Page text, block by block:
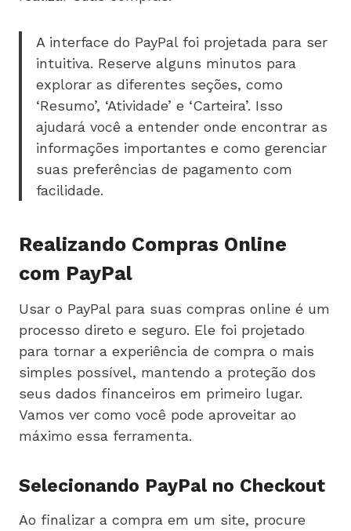
A interface do PayPal foi projetada para ser
intuitiva. Reserve alguns minutos para
explorar as diferentes seções, como
‘Resumo’, ‘Atividade’ e ‘Carteira’. Isso
ajudará você a entender onde encontrar as
informações importantes e como gerenciar
suas preferências de pagamento com
facilidade.
Realizando Compras Online
com PayPal
Usar o PayPal para suas compras online é um
processo direto e seguro. Ele foi projetado
para tornar a experiência de compra o mais
simples possível, mantendo a proteção dos
seus dados financeiros em primeiro lugar.
Vamos ver como você pode aproveitar ao
máximo essa ferramenta.
Selecionando PayPal no Checkout
Ao finalizar a compra em um site, procure